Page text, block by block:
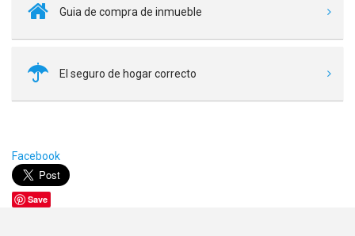
Guia de compra de inmueble
El seguro de hogar correcto
Facebook
Save